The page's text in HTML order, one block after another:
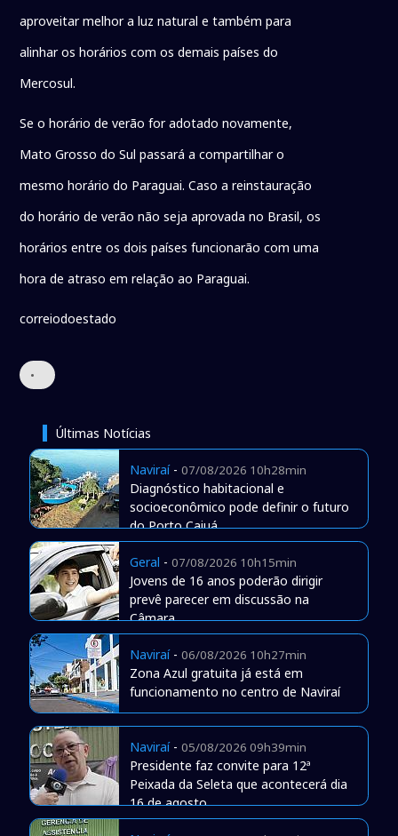
aproveitar melhor a luz natural e também para
alinhar os horários com os demais países do
Mercosul.
Se o horário de verão for adotado novamente,
Mato Grosso do Sul passará a compartilhar o
mesmo horário do Paraguai. Caso a reinstauração
do horário de verão não seja aprovada no Brasil, os
horários entre os dois países funcionarão com uma
hora de atraso em relação ao Paraguai.
correiodoestado
•
Últimas Notícias
Naviraí- 07/08/2026 10h28min
Diagnóstico habitacional e
socioeconômico pode definir o futuro
do Porto Caiuá
Geral - 07/08/2026 10h15min
Jovens de 16 anos poderão dirigir
prevê parecer em discussão na
Câmara
Naviraí- 06/08/2026 10h27min
Zona Azul gratuita já está em
funcionamento no centro de Naviraí
Naviraí- 05/08/2026 09h39min
Presidente faz convite para 12ª
Peixada da Seleta que acontecerá dia
16 de agosto